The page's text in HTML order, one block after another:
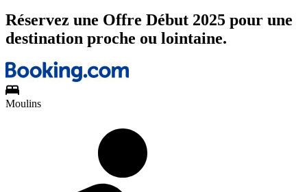
Réservez une Offre Début 2025 pour une
destination proche ou lointaine.
Moulins